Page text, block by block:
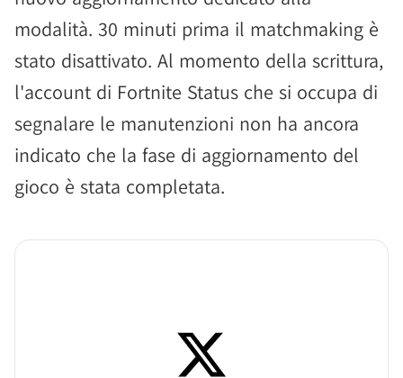
modalità. 30 minuti prima il matchmaking è
stato disattivato. Al momento della scrittura,
l'account di Fortnite Status che si occupa di
segnalare le manutenzioni non ha ancora
indicato che la fase di aggiornamento del
gioco è stata completata.